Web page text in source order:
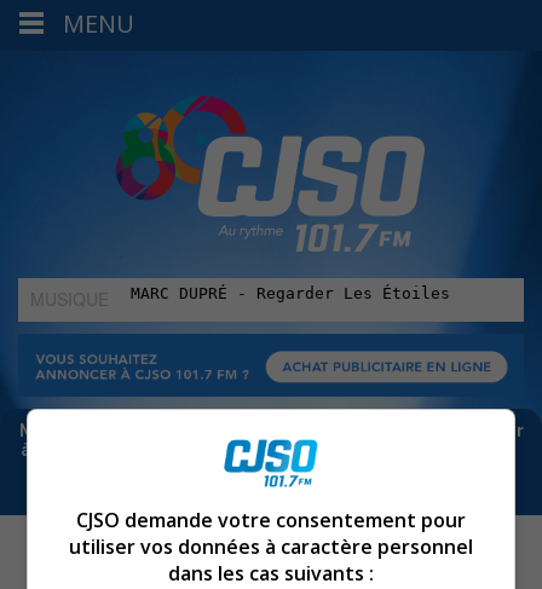
MUSIQUE
:
Meta bloque les infos sur Facebook. Pour ne rien manquer
à Sorel-Tracy et la région, abonne-toi à notre infolettre :
MENU
CJSO demande votre consentement pour
utiliser vos données à caractère personnel
dans les cas suivants :